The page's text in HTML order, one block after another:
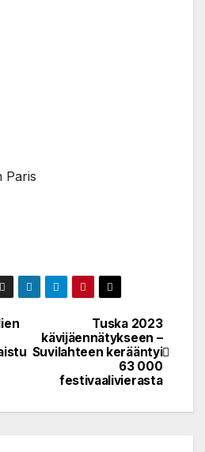
Paris
Tuska 2023
kävijäennätykseen –
Suvilahteen kerääntyi
63 000
festivaalivierasta